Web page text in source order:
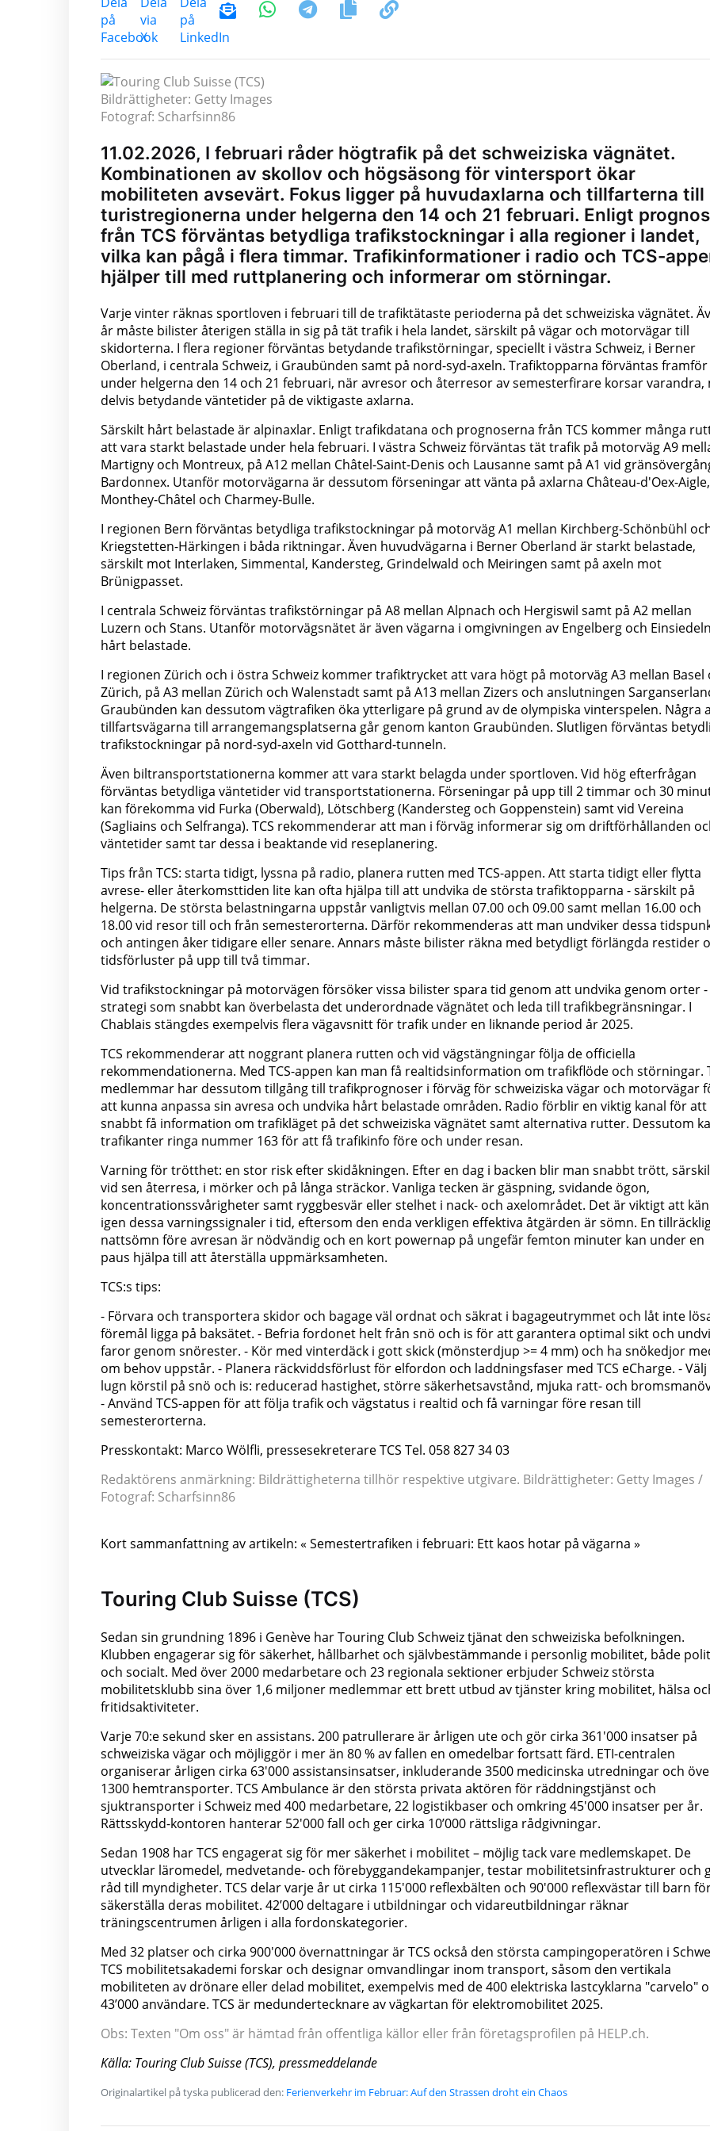
Bildrättigheter: Getty Images
Fotograf: Scharfsinn86
11.02.2026, I februari råder högtrafik på det schweiziska vägnätet.
Kombinationen av skollov och högsäsong för vintersport ökar
mobiliteten avsevärt. Fokus ligger på huvudaxlarna och tillfarterna till
turistregionerna under helgerna den 14 och 21 februari. Enligt
från TCS förväntas betydliga trafikstockningar i alla regioner i landet,
vilka kan pågå i flera timmar. Trafikinformationer i radio och TCS-
hjälper till med ruttplanering och informerar om störningar.
Varje vinter räknas sportloven i februari till de trafiktätaste perioderna på det schweiziska vägnätet.
år måste bilister återigen ställa in sig på tät trafik i hela landet, särskilt på vägar och motorvägar till
skidorterna. I flera regioner förväntas betydande trafikstörningar, speciellt i västra Schweiz, i Berner
Oberland, i centrala Schweiz, i Graubünden samt på nord-syd-axeln. Trafiktopparna förväntas
under helgerna den 14 och 21 februari, när avresor och återresor av semesterfirare korsar varandra,
delvis betydande väntetider på de viktigaste axlarna.
Särskilt hårt belastade är alpinaxlar. Enligt trafikdatana och prognoserna från TCS kommer många
att vara starkt belastade under hela februari. I västra Schweiz förväntas tät trafik på motorväg A9
Martigny och Montreux, på A12 mellan Châtel-Saint-Denis och Lausanne samt på A1 vid
Bardonnex. Utanför motorvägarna är dessutom förseningar att vänta på axlarna Château-d'Oex-Aigle,
Monthey-Châtel och Charmey-Bulle.
I regionen Bern förväntas betydliga trafikstockningar på motorväg A1 mellan Kirchberg-Schönbühl
Kriegstetten-Härkingen i båda riktningar. Även huvudvägarna i Berner Oberland är starkt belastade,
särskilt mot Interlaken, Simmental, Kandersteg, Grindelwald och Meiringen samt på axeln mot
Brünigpasset.
I centrala Schweiz förväntas trafikstörningar på A8 mellan Alpnach och Hergiswil samt på A2 mellan
Luzern och Stans. Utanför motorvägsnätet är även vägarna i omgivningen av Engelberg och Einsiedeln
hårt belastade.
I regionen Zürich och i östra Schweiz kommer trafiktrycket att vara högt på motorväg A3 mellan Basel
Zürich, på A3 mellan Zürich och Walenstadt samt på A13 mellan Zizers och anslutningen
Graubünden kan dessutom vägtrafiken öka ytterligare på grund av de olympiska vinterspelen. Några
tillfartsvägarna till arrangemangsplatserna går genom kanton Graubünden. Slutligen förväntas
trafikstockningar på nord-syd-axeln vid Gotthard-tunneln.
Även biltransportstationerna kommer att vara starkt belagda under sportloven. Vid hög efterfrågan
förväntas betydliga väntetider vid transportstationerna. Förseningar på upp till 2 timmar och 30
kan förekomma vid Furka (Oberwald), Lötschberg (Kandersteg och Goppenstein) samt vid Vereina
(Sagliains och Selfranga). TCS rekommenderar att man i förväg informerar sig om driftförhållanden
väntetider samt tar dessa i beaktande vid reseplanering.
Tips från TCS: starta tidigt, lyssna på radio, planera rutten med TCS-appen. Att starta tidigt eller flytta
avrese- eller återkomsttiden lite kan ofta hjälpa till att undvika de största trafiktopparna - särskilt på
helgerna. De största belastningarna uppstår vanligtvis mellan 07.00 och 09.00 samt mellan 16.00 och
18.00 vid resor till och från semesterorterna. Därför rekommenderas att man undviker dessa
och antingen åker tidigare eller senare. Annars måste bilister räkna med betydligt förlängda restider
tidsförluster på upp till två timmar.
Vid trafikstockningar på motorvägen försöker vissa bilister spara tid genom att undvika genom orter -
strategi som snabbt kan överbelasta det underordnade vägnätet och leda till trafikbegränsningar. I
Chablais stängdes exempelvis flera vägavsnitt för trafik under en liknande period år 2025.
TCS rekommenderar att noggrant planera rutten och vid vägstängningar följa de officiella
rekommendationerna. Med TCS-appen kan man få realtidsinformation om trafikflöde och störningar.
medlemmar har dessutom tillgång till trafikprognoser i förväg för schweiziska vägar och motorvägar
att kunna anpassa sin avresa och undvika hårt belastade områden. Radio förblir en viktig kanal för att
snabbt få information om trafikläget på det schweiziska vägnätet samt alternativa rutter. Dessutom
trafikanter ringa nummer 163 för att få trafikinfo före och under resan.
Varning för trötthet: en stor risk efter skidåkningen. Efter en dag i backen blir man snabbt trött,
vid sen återresa, i mörker och på långa sträckor. Vanliga tecken är gäspning, svidande ögon,
koncentrationssvårigheter samt ryggbesvär eller stelhet i nack- och axelområdet. Det är viktigt att
igen dessa varningssignaler i tid, eftersom den enda verkligen effektiva åtgärden är sömn. En
nattsömn före avresan är nödvändig och en kort powernap på ungefär femton minuter kan under en
paus hjälpa till att återställa uppmärksamheten.
TCS:s tips:
- Förvara och transportera skidor och bagage väl ordnat och säkrat i bagageutrymmet och låt inte
föremål ligga på baksätet. - Befria fordonet helt från snö och is för att garantera optimal sikt och
faror genom snörester. - Kör med vinterdäck i gott skick (mönsterdjup >= 4 mm) och ha snökedjor
om behov uppstår. - Planera räckviddsförlust för elfordon och laddningsfaser med TCS eCharge. - Välj
lugn körstil på snö och is: reducerad hastighet, större säkerhetsavstånd, mjuka ratt- och
- Använd TCS-appen för att följa trafik och vägstatus i realtid och få varningar före resan till
semesterorterna.
Presskontakt: Marco Wölfli, pressesekreterare TCS Tel. 058 827 34 03
Redaktörens anmärkning: Bildrättigheterna tillhör respektive utgivare. Bildrättigheter: Getty Images /
Fotograf: Scharfsinn86
Kort sammanfattning av artikeln: « Semestertrafiken i februari: Ett kaos hotar på vägarna »
Touring Club Suisse (TCS)
Sedan sin grundning 1896 i Genève har Touring Club Schweiz tjänat den schweiziska befolkningen.
Klubben engagerar sig för säkerhet, hållbarhet och självbestämmande i personlig mobilitet, både
och socialt. Med över 2000 medarbetare och 23 regionala sektioner erbjuder Schweiz största
mobilitetsklubb sina över 1,6 miljoner medlemmar ett brett utbud av tjänster kring mobilitet, hälsa
fritidsaktiviteter.
Varje 70:e sekund sker en assistans. 200 patrullerare är årligen ute och gör cirka 361'000 insatser på
schweiziska vägar och möjliggör i mer än 80 % av fallen en omedelbar fortsatt färd. ETI-centralen
organiserar årligen cirka 63'000 assistansinsatser, inkluderande 3500 medicinska utredningar och
1300 hemtransporter. TCS Ambulance är den största privata aktören för räddningstjänst och
sjuktransporter i Schweiz med 400 medarbetare, 22 logistikbaser och omkring 45'000 insatser per år.
Rättsskydd-kontoren hanterar 52'000 fall och ger cirka 10’000 rättsliga rådgivningar.
Sedan 1908 har TCS engagerat sig för mer säkerhet i mobilitet – möjlig tack vare medlemskapet. De
utvecklar läromedel, medvetande- och förebyggandekampanjer, testar mobilitetsinfrastrukturer och
råd till myndigheter. TCS delar varje år ut cirka 115'000 reflexbälten och 90'000 reflexvästar till barn
säkerställa deras mobilitet. 42’000 deltagare i utbildningar och vidareutbildningar räknar
träningscentrumen årligen i alla fordonskategorier.
Med 32 platser och cirka 900'000 övernattningar är TCS också den största campingoperatören i
TCS mobilitetsakademi forskar och designar omvandlingar inom transport, såsom den vertikala
mobiliteten av drönare eller delad mobilitet, exempelvis med de 400 elektriska lastcyklarna "carvelo"
43’000 användare. TCS är medundertecknare av vägkartan för elektromobilitet 2025.
Obs: Texten "Om oss" är hämtad från offentliga källor eller från företagsprofilen på HELP.ch.
Källa: Touring Club Suisse (TCS), pressmeddelande
Originalartikel på tyska publicerad den: Ferienverkehr im Februar: Auf den Strassen droht ein Chaos